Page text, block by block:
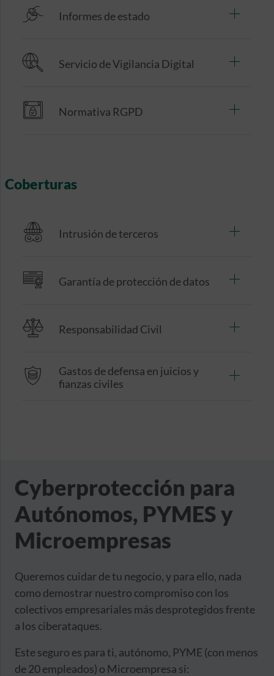
Informes de estado
Servicio de Vigilancia Digital
Normativa RGPD
Coberturas
Intrusión de terceros
Garantía de protección de datos
Responsabilidad Civil
Gastos de defensa en juicios y
fianzas civiles
Cyberprotección para
Autónomos, PYMES y
Microempresas
Queremos cuidar de tu negocio, y para ello, nada
como demostrar nuestro compromiso con los
colectivos empresariales más desprotegidos frente
a los ciberataques.
Este seguro es para ti, autónomo, PYME (con menos
de 20 empleados) o Microempresa si: